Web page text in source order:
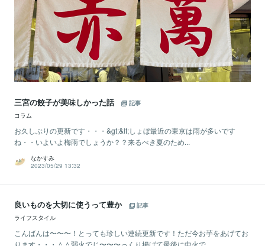
三宮の餃子が美味しかった話
記事
コラム
お久しぶりの更新です・・・&gt;&lt;しょぼ最近の東京は雨が多いです
ね・・いよいよ梅雨でしょうか？？来るべき夏のため...
なかすみ
2023/05/29 13:32
良いものを大切に使うって豊か
記事
ライフスタイル
こんばんは〜〜〜！とっても珍しい連続更新です！ただ今お芋をあげてお
ります・・・＾＾弱火でじ〜〜〜っくり揚げて最後に中火で...